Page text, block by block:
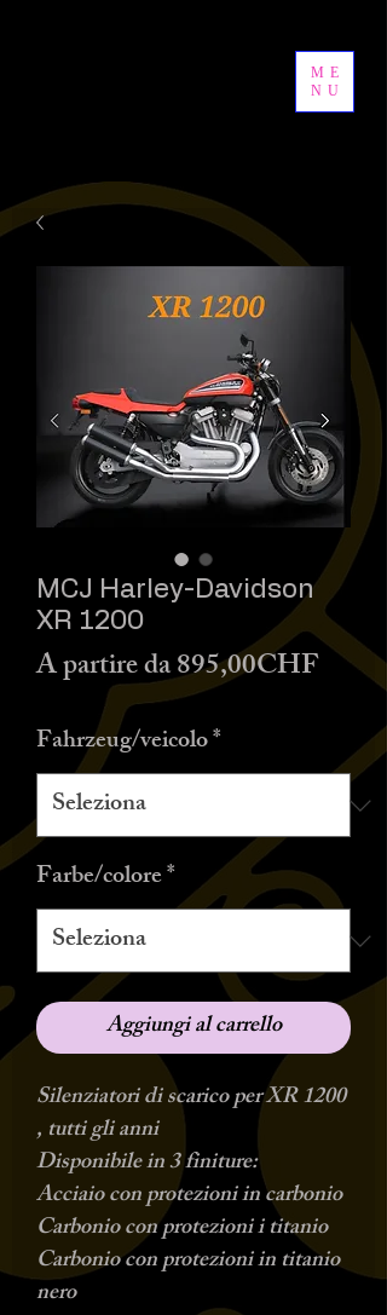
ME
NU
MCJ Harley-Davidson
XR 1200
A partire da895,00CHFPrezzo
Fahrzeug/veicolo*
Farbe/colore*
Aggiungi al carrello
Silenziatori di scarico per XR 1200
, tutti gli anni
Disponibile in 3 finiture:
Acciaio con protezioni in carbonio
Carbonio con protezioni i titanio
Carbonio con protezioni in titanio
nero